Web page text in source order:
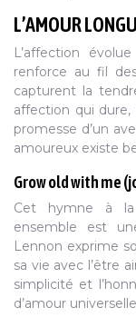
L’AMOUR
L’affection
renforce au fil
capturent la
affection qui
promesse d’un
amoureux existe
Grow old with me
Cet hymne à
ensemble est
Lennon exprime
sa vie avec l’être
simplicité et
d’amour